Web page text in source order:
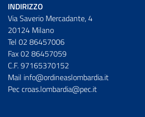
INDIRIZZO
Via Saverio Mercadante, 4
20124 Milano
Tel 02 86457006
Fax 02 86457059
C.F. 97165370152
Mail info@ordineaslombardia.it
Pec croas.lombardia@pec.it